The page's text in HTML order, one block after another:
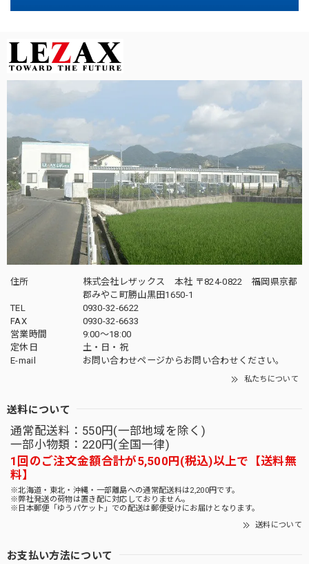
住所
株式会社レザックス 本社 〒824-0822 福岡県京都
郡みやこ町勝山黒田1650-1
TEL
0930-32-6622
FAX
0930-32-6633
営業時間
9:00〜18:00
定休日
土・日・祝
E-mail
お問い合わせページからお問い合わせください。
私たちについて
送料について
通常配送料：550円(一部地域を除く)
一部小物類：220円(全国一律)
1回のご注文金額合計が5,500円(税込)以上で【送料無
料】
※北海道・東北・沖縄・一部離島への通常配送料は2,200円です。
※弊社発送の荷物は置き配に対応しておりません。
※日本郵便「ゆうパケット」での配送は郵便受けにお届けとなります。
送料について
お支払い方法について